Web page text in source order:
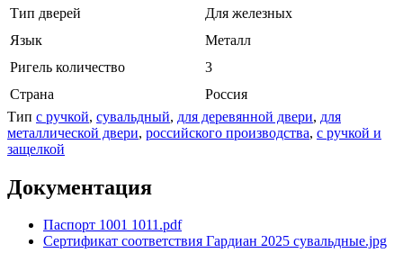
Тип дверей
Для железных
Язык
Металл
Ригель количество
3
Страна
Россия
Тип с ручкой, сувальдный, для деревянной двери, для
металлической двери, российского производства, с ручкой и
защелкой
Документация
Паспорт 1001 1011.pdf
Сертификат соответствия Гардиан 2025 сувальдные.jpg